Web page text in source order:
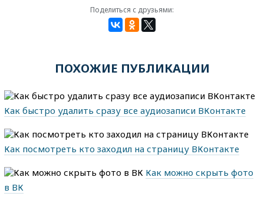
Поделиться с друзьями:
ПОХОЖИЕ ПУБЛИКАЦИИ
Как быстро удалить сразу все аудиозаписи ВКонтакте
Как посмотреть кто заходил на страницу ВКонтакте
Как можно скрыть фото
в ВК